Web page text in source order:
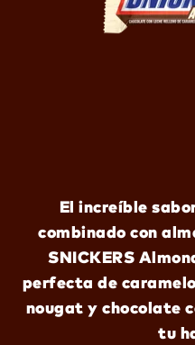
El increíble
combinado con
SNICKERS
perfecta de
nougat y chocolate
tu